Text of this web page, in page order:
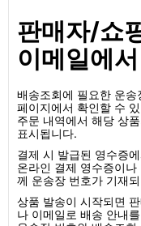
판매자/쇼
이메일에
배송조회에 필요한 운
페이지에서 확인할 수
주문 내역에서 해당 상
표시됩니다.
결제 시 발급된 영수증
온라인 결제 영수증이
께 운송장 번호가 기재
상품 발송이 시작되면
나 이메일로 배송 안내